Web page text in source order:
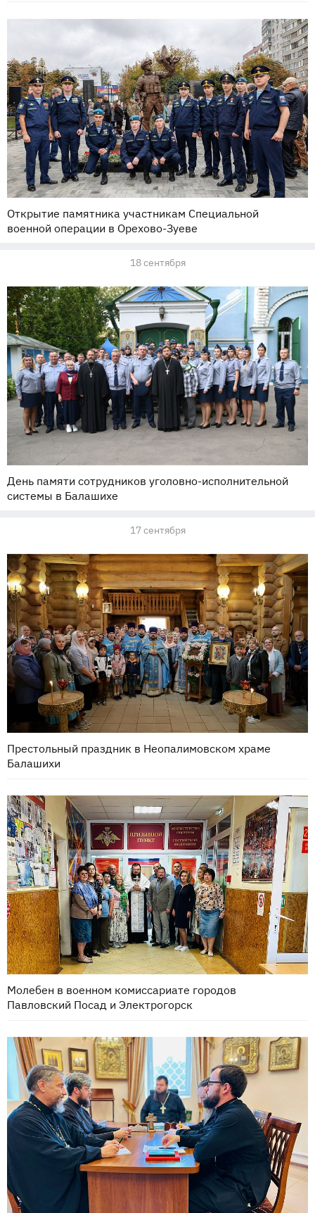
Открытие памятника участникам Специальной
военной операции в Орехово-Зуеве
18 сентября
День памяти сотрудников уголовно-исполнительной
системы в Балашихе
17 сентября
Престольный праздник в Неопалимовском храме
Балашихи
Молебен в военном комиссариате городов
Павловский Посад и Электрогорск